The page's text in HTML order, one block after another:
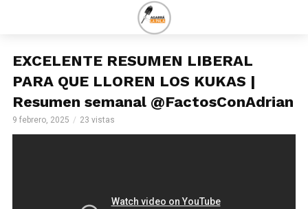
EXCELENTE RESUMEN LIBERAL
PARA QUE LLOREN LOS KUKAS |
Resumen semanal @FactosConAdrian
9 febrero, 2025 23 vistas